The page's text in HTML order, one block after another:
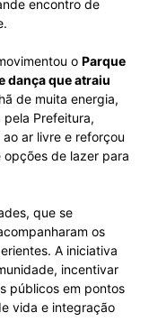
encontro de
o Parque
dança que atraiu
de muita energia,
Prefeitura,
ar livre e reforçou
de lazer para
que se
os
A iniciativa
incentivar
públicos em pontos
vida e integração